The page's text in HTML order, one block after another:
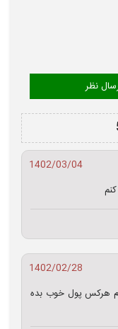
1402/03/04
1402/02/28
هرکس پول خوب بده